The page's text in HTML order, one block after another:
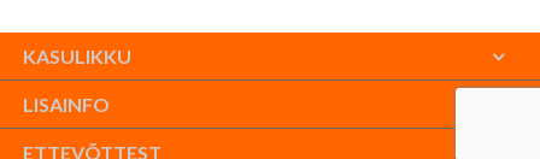
KASULIKKU
LISAINFO
ETTEVÕTTEST